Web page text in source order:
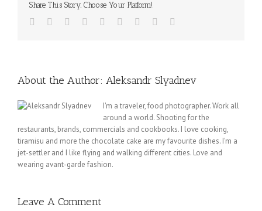
Share This Story, Choose Your Platform!
About the Author: Aleksandr Slyadnev
I'm a traveler, food photographer. Work all
around a world. Shooting for the
restaurants, brands, commercials and cookbooks. I love cooking,
tiramisu and more the chocolate cake are my favourite dishes. I'm a
jet-settler and I like flying and walking different cities. Love and
wearing avant-garde fashion.
Leave A Comment